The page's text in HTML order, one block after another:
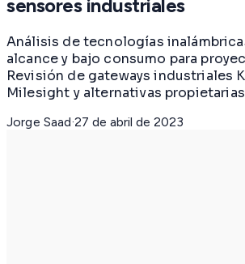
sensores industriales
Análisis de tecnologías
alcance y bajo consumo para
Revisión de gateways industriales
Milesight y alternativas
Jorge Saad·27 de abril de 2023